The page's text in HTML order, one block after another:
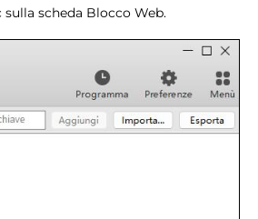
scheda Blocco Web.